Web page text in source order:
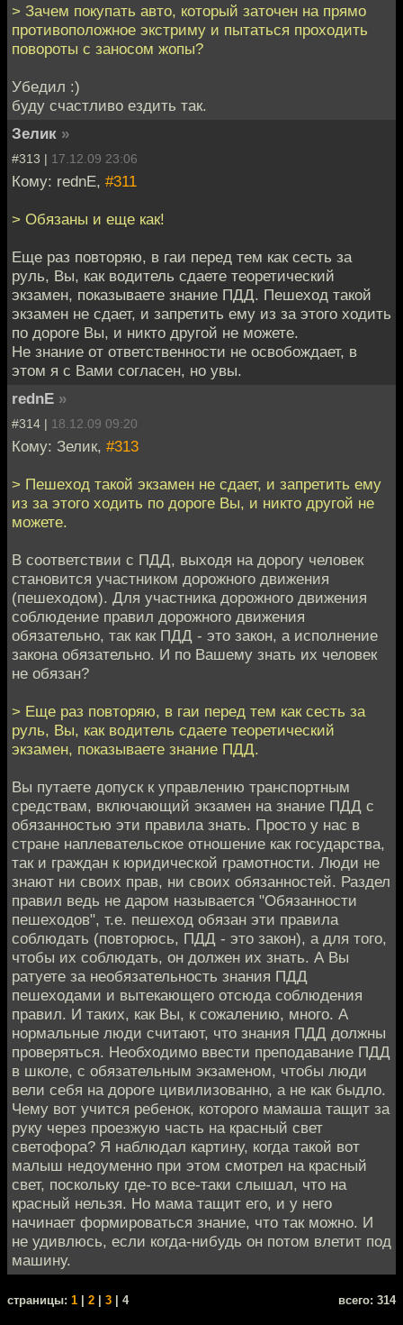
> Зачем покупать авто, который заточен на прямо
противоположное экстриму и пытаться проходить
повороты с заносом жопы?
Убедил :)
буду счастливо ездить так.
Зелик »
#313 | 17.12.09 23:06
Кому: rednE, #311
> Обязаны и еще как!
Еще раз повторяю, в гаи перед тем как сесть за
руль, Вы, как водитель сдаете теоретический
экзамен, показываете знание ПДД. Пешеход такой
экзамен не сдает, и запретить ему из за этого ходить
по дороге Вы, и никто другой не можете.
Не знание от ответственности не освобождает, в
этом я с Вами согласен, но увы.
rednE »
#314 | 18.12.09 09:20
Кому: Зелик, #313
> Пешеход такой экзамен не сдает, и запретить ему
из за этого ходить по дороге Вы, и никто другой не
можете.
В соответствии с ПДД, выходя на дорогу человек
становится участником дорожного движения
(пешеходом). Для участника дорожного движения
соблюдение правил дорожного движения
обязательно, так как ПДД - это закон, а исполнение
закона обязательно. И по Вашему знать их человек
не обязан?
> Еще раз повторяю, в гаи перед тем как сесть за
руль, Вы, как водитель сдаете теоретический
экзамен, показываете знание ПДД.
Вы путаете допуск к управлению транспортным
средствам, включающий экзамен на знание ПДД с
обязанностью эти правила знать. Просто у нас в
стране наплевательское отношение как государства,
так и граждан к юридической грамотности. Люди не
знают ни своих прав, ни своих обязанностей. Раздел
правил ведь не даром называется "Обязанности
пешеходов", т.е. пешеход обязан эти правила
соблюдать (повторюсь, ПДД - это закон), а для того,
чтобы их соблюдать, он должен их знать. А Вы
ратуете за необязательность знания ПДД
пешеходами и вытекающего отсюда соблюдения
правил. И таких, как Вы, к сожалению, много. А
нормальные люди считают, что знания ПДД должны
проверяться. Необходимо ввести преподавание ПДД
в школе, с обязательным экзаменом, чтобы люди
вели себя на дороге цивилизованно, а не как быдло.
Чему вот учится ребенок, которого мамаша тащит за
руку через проезжую часть на красный свет
светофора? Я наблюдал картину, когда такой вот
малыш недоуменно при этом смотрел на красный
свет, поскольку где-то все-таки слышал, что на
красный нельзя. Но мама тащит его, и у него
начинает формироваться знание, что так можно. И
не удивлюсь, если когда-нибудь он потом влетит под
машину.
cтраницы: 1 2 3 | 4 всего: 314